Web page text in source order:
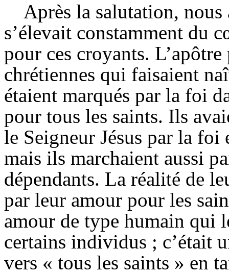
Après la salutation, nous
s’élevait constamment du
pour ces croyants.
chrétiennes qui faisaient
étaient marqués par la foi
pour tous les saints. Ils
le Seigneur Jésus par la foi
mais ils marchaient aussi
dépendants. La réalité de
par leur amour pour les
amour de type humain qui
certains individus ; c’était
vers « tous les saints » en